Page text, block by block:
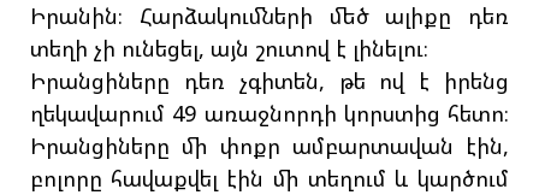
Իրանին։ Հարձակումների մեծ ալիքը դեռ
տեղի չի ունեցել, այն շուտով է լինելու։
Իրանցիները դեռ չգիտեն, թե ով է իրենց
ղեկավարում 49 առաջնորդի կորստից հետո։
Իրանցիները մի փոքր ամբարտավան էին,
բոլորը հավաքվել էին մի տեղում և կարծում